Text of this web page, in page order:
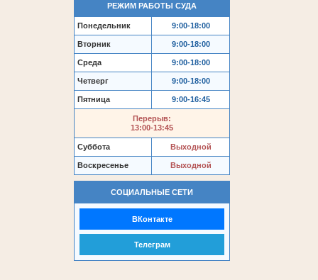
РЕЖИМ РАБОТЫ СУДА
Понедельник 9:00-18:00
Вторник 9:00-18:00
Среда 9:00-18:00
Четверг 9:00-18:00
Пятница 9:00-16:45
Перерыв:
13:00-13:45
Суббота Выходной
Воскресенье Выходной
СОЦИАЛЬНЫЕ СЕТИ
ВКонтакте
Телеграм